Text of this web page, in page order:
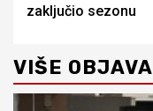
zaključio sezonu
VIŠE OBJAVA